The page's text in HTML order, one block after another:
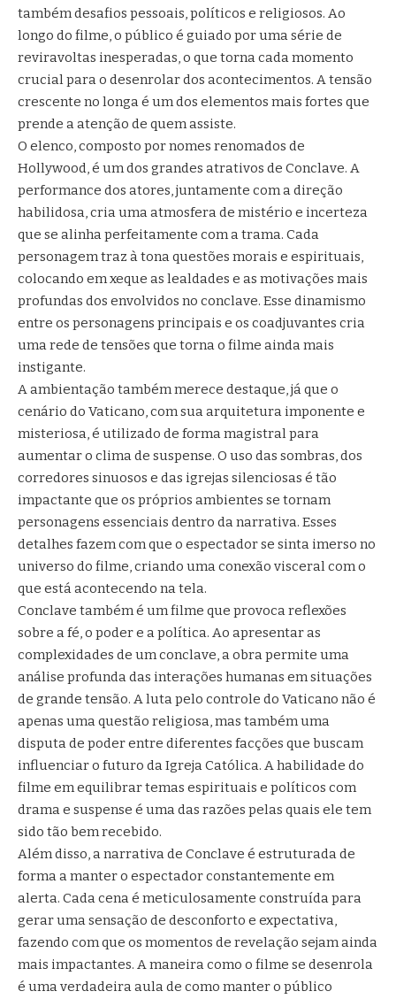
também desafios pessoais, políticos e religiosos. Ao
longo do filme, o público é guiado por uma série de
reviravoltas inesperadas, o que torna cada momento
crucial para o desenrolar dos acontecimentos. A tensão
crescente no longa é um dos elementos mais fortes que
prende a atenção de quem assiste.
O elenco, composto por nomes renomados de
Hollywood, é um dos grandes atrativos de Conclave. A
performance dos atores, juntamente com a direção
habilidosa, cria uma atmosfera de mistério e incerteza
que se alinha perfeitamente com a trama. Cada
personagem traz à tona questões morais e espirituais,
colocando em xeque as lealdades e as motivações mais
profundas dos envolvidos no conclave. Esse dinamismo
entre os personagens principais e os coadjuvantes cria
uma rede de tensões que torna o filme ainda mais
instigante.
A ambientação também merece destaque, já que o
cenário do Vaticano, com sua arquitetura imponente e
misteriosa, é utilizado de forma magistral para
aumentar o clima de suspense. O uso das sombras, dos
corredores sinuosos e das igrejas silenciosas é tão
impactante que os próprios ambientes se tornam
personagens essenciais dentro da narrativa. Esses
detalhes fazem com que o espectador se sinta imerso no
universo do filme, criando uma conexão visceral com o
que está acontecendo na tela.
Conclave também é um filme que provoca reflexões
sobre a fé, o poder e a política. Ao apresentar as
complexidades de um conclave, a obra permite uma
análise profunda das interações humanas em situações
de grande tensão. A luta pelo controle do Vaticano não é
apenas uma questão religiosa, mas também uma
disputa de poder entre diferentes facções que buscam
influenciar o futuro da Igreja Católica. A habilidade do
filme em equilibrar temas espirituais e políticos com
drama e suspense é uma das razões pelas quais ele tem
sido tão bem recebido.
Além disso, a narrativa de Conclave é estruturada de
forma a manter o espectador constantemente em
alerta. Cada cena é meticulosamente construída para
gerar uma sensação de desconforto e expectativa,
fazendo com que os momentos de revelação sejam ainda
mais impactantes. A maneira como o filme se desenrola
é uma verdadeira aula de como manter o público